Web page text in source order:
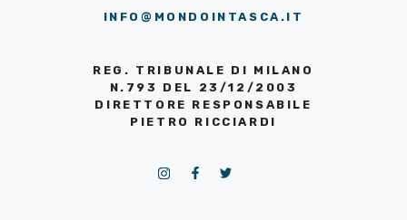
INFO@MONDOINTASCA.IT
REG. TRIBUNALE DI MILANO
N.793 DEL 23/12/2003
DIRETTORE RESPONSABILE
PIETRO RICCIARDI